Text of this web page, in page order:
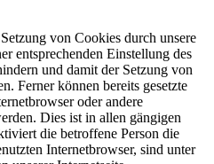
von Cookies durch unsere
entsprechenden Einstellung des
und damit der Setzung von
Ferner können bereits gesetzte
oder andere
Dies ist in allen gängigen
die betroffene Person die
Internetbrowser, sind unter